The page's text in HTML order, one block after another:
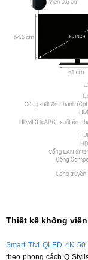
Thiết kế không
Smart Tivi QLED 4K 50
theo phong cách Q